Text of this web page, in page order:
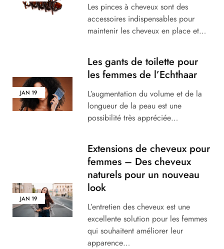
Les pinces à cheveux sont des
accessoires indispensables pour
maintenir les cheveux en place et…
JAN 19
Les gants de toilette pour
les femmes de l’Echthaar
L’augmentation du volume et de la
longueur de la peau est une
possibilité très appréciée…
JAN 19
Extensions de cheveux pour
femmes – Des cheveux
naturels pour un nouveau
look
L’entretien des cheveux est une
excellente solution pour les femmes
qui souhaitent améliorer leur
apparence…